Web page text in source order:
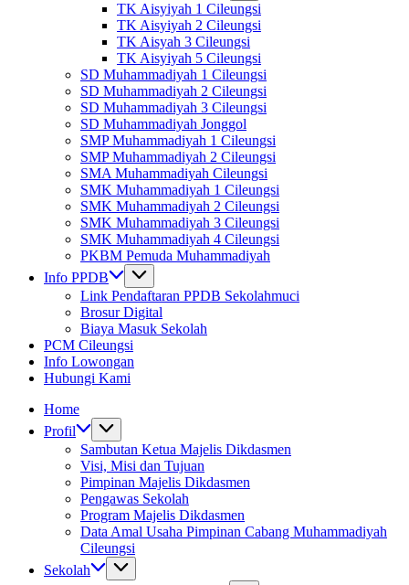
TK Aisyiyah 1 Cileungsi
TK Aisyiyah 2 Cileungsi
TK Aisyah 3 Cileungsi
TK Aisyiyah 5 Cileungsi
SD Muhammadiyah 1 Cileungsi
SD Muhammadiyah 2 Cileungsi
SD Muhammadiyah 3 Cileungsi
SD Muhammadiyah Jonggol
SMP Muhammadiyah 1 Cileungsi
SMP Muhammadiyah 2 Cileungsi
SMA Muhammadiyah Cileungsi
SMK Muhammadiyah 1 Cileungsi
SMK Muhammadiyah 2 Cileungsi
SMK Muhammadiyah 3 Cileungsi
SMK Muhammadiyah 4 Cileungsi
PKBM Pemuda Muhammadiyah
Info PPDB
Link Pendaftaran PPDB Sekolahmuci
Brosur Digital
Biaya Masuk Sekolah
PCM Cileungsi
Info Lowongan
Hubungi Kami
Home
Profil
Sambutan Ketua Majelis Dikdasmen
Visi, Misi dan Tujuan
Pimpinan Majelis Dikdasmen
Pengawas Sekolah
Program Majelis Dikdasmen
Data Amal Usaha Pimpinan Cabang Muhammadiyah
Cileungsi
Sekolah